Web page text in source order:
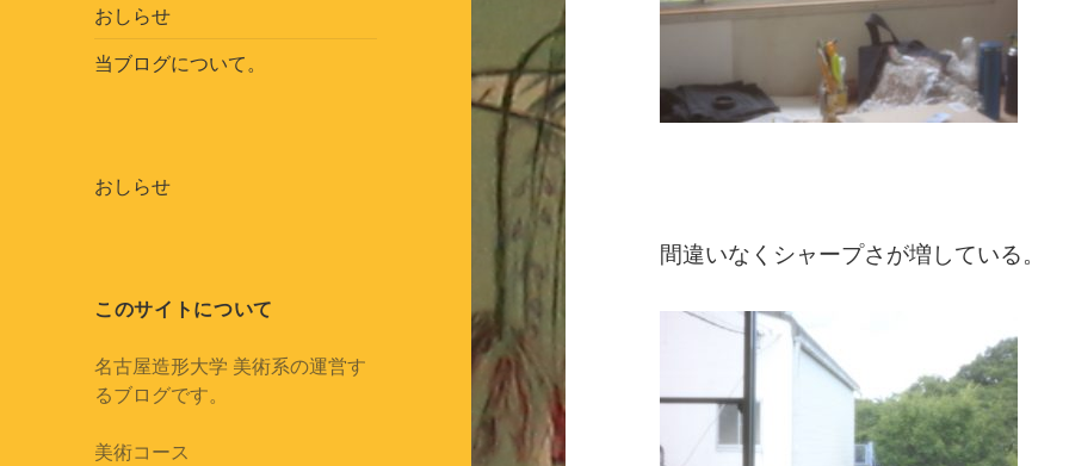
おしらせ
当ブログについて。
おしらせ
このサイトについて
名古屋造形大学 美術系の運営す
るブログです。
美術コース
間違いなくシャープさが増している。